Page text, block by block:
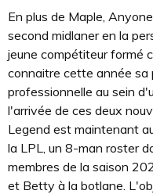
En plus de Maple,
second midlaner en la
jeune compétiteur formé
connaitre cette année sa
professionnelle au sein
l'arrivée de ces deux
Legend est maintenant
la LPL, un 8-man roster
membres de la saison
et Betty à la botlane.